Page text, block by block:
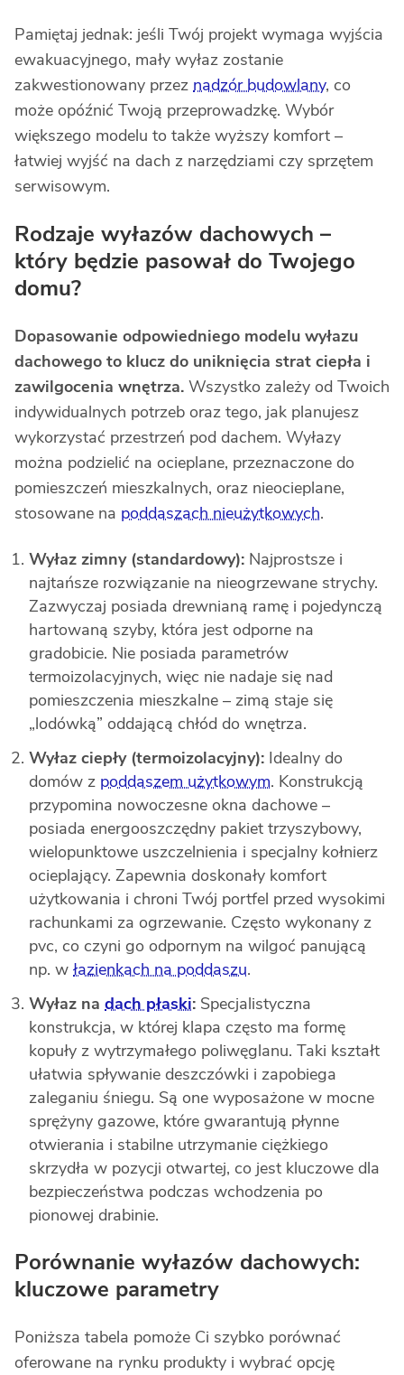
Pamiętaj jednak: jeśli Twój projekt wymaga wyjścia
ewakuacyjnego, mały wyłaz zostanie
zakwestionowany przez nadzór budowlany, co
może opóźnić Twoją przeprowadzkę. Wybór
większego modelu to także wyższy komfort –
łatwiej wyjść na dach z narzędziami czy sprzętem
serwisowym.
Rodzaje wyłazów dachowych –
który będzie pasował do Twojego
domu?
Dopasowanie odpowiedniego modelu wyłazu
dachowego to klucz do uniknięcia strat ciepła i
zawilgocenia wnętrza. Wszystko zależy od Twoich
indywidualnych potrzeb oraz tego, jak planujesz
wykorzystać przestrzeń pod dachem. Wyłazy
można podzielić na ocieplane, przeznaczone do
pomieszczeń mieszkalnych, oraz nieocieplane,
stosowane na poddaszach nieużytkowych.
Wyłaz zimny (standardowy): Najprostsze i
najtańsze rozwiązanie na nieogrzewane strychy.
Zazwyczaj posiada drewnianą ramę i pojedynczą
hartowaną szyby, która jest odporne na
gradobicie. Nie posiada parametrów
termoizolacyjnych, więc nie nadaje się nad
pomieszczenia mieszkalne – zimą staje się
„lodówką” oddającą chłód do wnętrza.
Wyłaz ciepły (termoizolacyjny): Idealny do
domów z poddaszem użytkowym. Konstrukcją
przypomina nowoczesne okna dachowe –
posiada energooszczędny pakiet trzyszybowy,
wielopunktowe uszczelnienia i specjalny kołnierz
ocieplający. Zapewnia doskonały komfort
użytkowania i chroni Twój portfel przed wysokimi
rachunkami za ogrzewanie. Często wykonany z
pvc, co czyni go odpornym na wilgoć panującą
np. w łazienkach na poddaszu.
Wyłaz na dach płaski: Specjalistyczna
konstrukcja, w której klapa często ma formę
kopuły z wytrzymałego poliwęglanu. Taki kształt
ułatwia spływanie deszczówki i zapobiega
zaleganiu śniegu. Są one wyposażone w mocne
sprężyny gazowe, które gwarantują płynne
otwierania i stabilne utrzymanie ciężkiego
skrzydła w pozycji otwartej, co jest kluczowe dla
bezpieczeństwa podczas wchodzenia po
pionowej drabinie.
Porównanie wyłazów dachowych:
kluczowe parametry
Poniższa tabela pomoże Ci szybko porównać
oferowane na rynku produkty i wybrać opcję